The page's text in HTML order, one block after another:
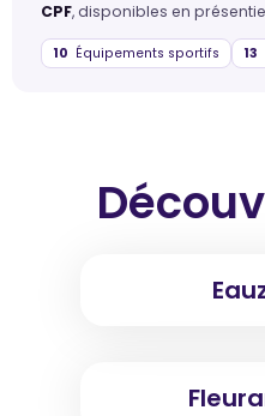
CPF, disponibles en
10 Équipements sportifs 13